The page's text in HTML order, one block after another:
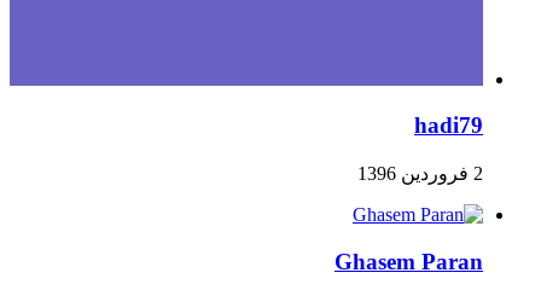
hadi79
Ghasem Paran